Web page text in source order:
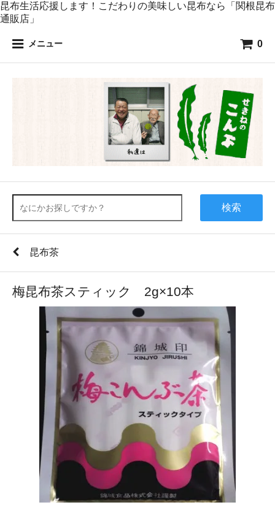
昆布生活応援します！こだわりの美味しい昆布なら「関根昆布
通販店」
メニュー 0
検索
昆布茶
梅昆布茶スティック 2g×10本